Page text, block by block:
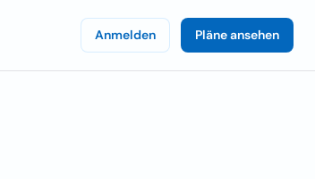
Anmelden Pläne ansehen